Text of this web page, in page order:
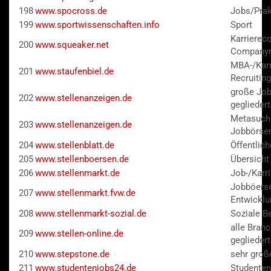
198www.spocross.de
Jobs/
199www.sportwissenschaften.info
Sport
200www.squeaker.net
201 www.staufenbiel.de
MBA-/
202www.stellenanzeigen.de
große
gegliedert
203www.stellenanzeigen.de
204www.stellenblatt.de
205www.stellenboersen.de
206www.stellenmarkt.de
Job-/
207www.stellenmarkt.fvw.de
208www.stellenmarkt-sozial.de
Soziale
209www.stellen-online.de
alle
gegliedert
210www.stepstone.de
sehr
211 www.studentenjobs24.de